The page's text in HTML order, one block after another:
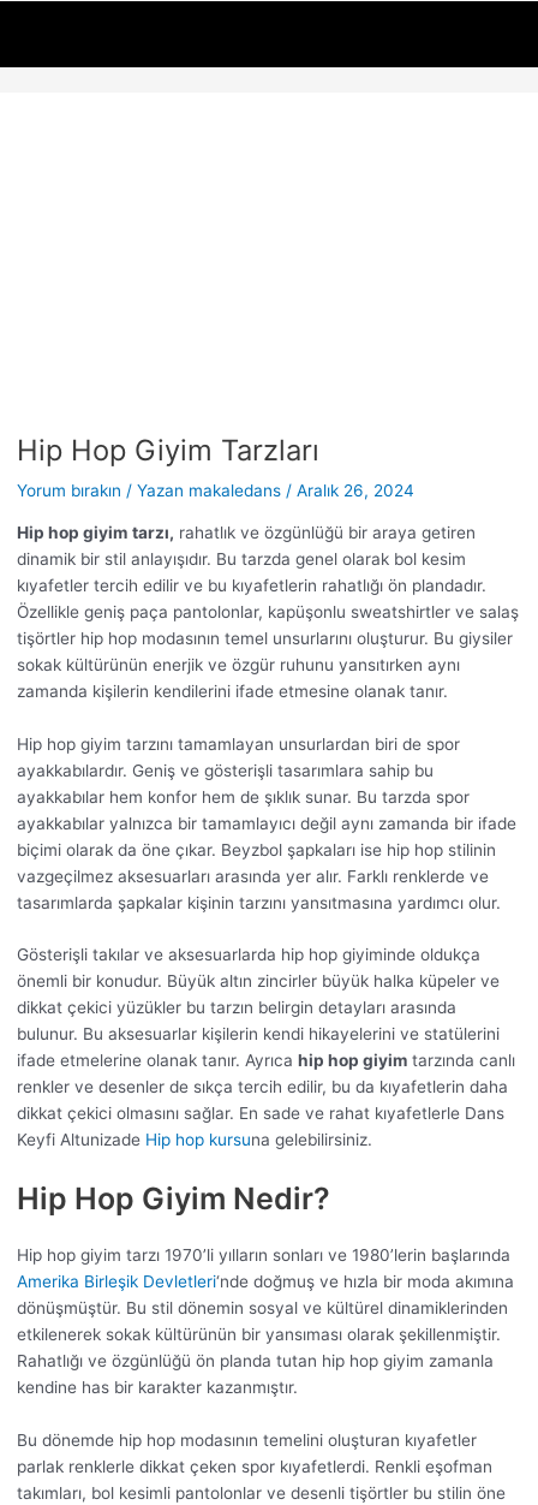
Hip Hop Giyim Tarzları
Yorum bırakın / Yazan makaledans / Aralık 26, 2024
Hip hop giyim tarzı, rahatlık ve özgünlüğü bir araya getiren
dinamik bir stil anlayışıdır. Bu tarzda genel olarak bol kesim
kıyafetler tercih edilir ve bu kıyafetlerin rahatlığı ön plandadır.
Özellikle geniş paça pantolonlar, kapüşonlu sweatshirtler ve salaş
tişörtler hip hop modasının temel unsurlarını oluşturur. Bu giysiler
sokak kültürünün enerjik ve özgür ruhunu yansıtırken aynı
zamanda kişilerin kendilerini ifade etmesine olanak tanır.
Hip hop giyim tarzını tamamlayan unsurlardan biri de spor
ayakkabılardır. Geniş ve gösterişli tasarımlara sahip bu
ayakkabılar hem konfor hem de şıklık sunar. Bu tarzda spor
ayakkabılar yalnızca bir tamamlayıcı değil aynı zamanda bir ifade
biçimi olarak da öne çıkar. Beyzbol şapkaları ise hip hop stilinin
vazgeçilmez aksesuarları arasında yer alır. Farklı renklerde ve
tasarımlarda şapkalar kişinin tarzını yansıtmasına yardımcı olur.
Gösterişli takılar ve aksesuarlarda hip hop giyiminde oldukça
önemli bir konudur. Büyük altın zincirler büyük halka küpeler ve
dikkat çekici yüzükler bu tarzın belirgin detayları arasında
bulunur. Bu aksesuarlar kişilerin kendi hikayelerini ve statülerini
ifade etmelerine olanak tanır. Ayrıca hip hop giyimtarzında canlı
renkler ve desenler de sıkça tercih edilir, bu da kıyafetlerin daha
dikkat çekici olmasını sağlar. En sade ve rahat kıyafetlerle Dans
Keyfi Altunizade Hip hop kursuna gelebilirsiniz.
Hip Hop Giyim Nedir?
Hip hop giyim tarzı 1970’li yılların sonları ve 1980’lerin başlarında
Amerika Birleşik Devletleri‘nde doğmuş ve hızla bir moda akımına
dönüşmüştür. Bu stil dönemin sosyal ve kültürel dinamiklerinden
etkilenerek sokak kültürünün bir yansıması olarak şekillenmiştir.
Rahatlığı ve özgünlüğü ön planda tutan hip hop giyim zamanla
kendine has bir karakter kazanmıştır.
Bu dönemde hip hop modasının temelini oluşturan kıyafetler
parlak renklerle dikkat çeken spor kıyafetlerdi. Renkli eşofman
takımları, bol kesimli pantolonlar ve desenli tişörtler bu stilin öne